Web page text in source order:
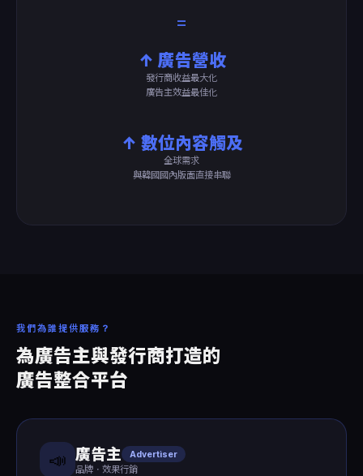
=
↑ 廣告營收
發行商收益最大化
廣告主效益最佳化
↑ 數位內容觸及
全球需求
與韓國國內版面直接串聯
我們為誰提供服務？
為廣告主與發行商打造的
廣告整合平台
📣 廣告主 Advertiser
品牌・效果行銷